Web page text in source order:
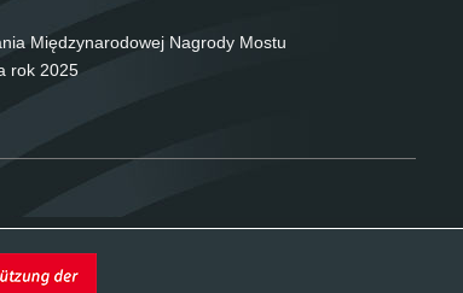
Między­nar­odo­wej Na­gro­dy Mos­tu
rok 2025